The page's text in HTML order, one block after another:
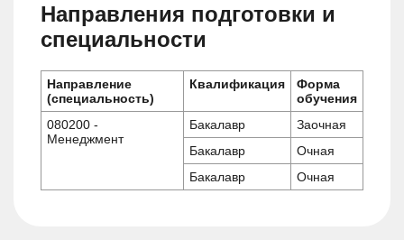
Направления подготовки и
специальности
Направление
(специальность)
Квалификация
Форма
обучения
080200 -
Менеджмент
Бакалавр
Заочная
Бакалавр
Очная
Бакалавр
Очная